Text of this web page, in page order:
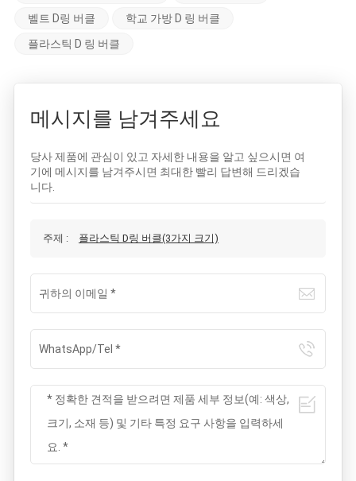
벨트 D링 버클
학교 가방 D 링 버클
플라스틱 D 링 버클
메시지를 남겨주세요
당사 제품에 관심이 있고 자세한 내용을 알고 싶으시면 여
기에 메시지를 남겨주시면 최대한 빨리 답변해 드리겠습
니다.
주제 : 플라스틱 D링 버클(3가지 크기)